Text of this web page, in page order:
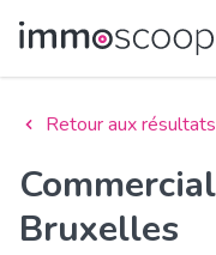
Retour aux résultats
Commercial à louer à
Bruxelles